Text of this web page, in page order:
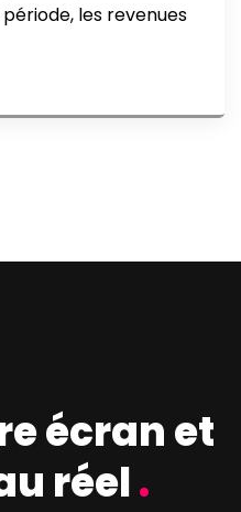
période, les revenues
écran et
réel.